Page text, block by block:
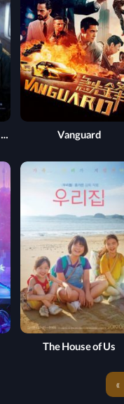
Vanguard
Omniscient Reader: The Prophecy
The House of Us
»